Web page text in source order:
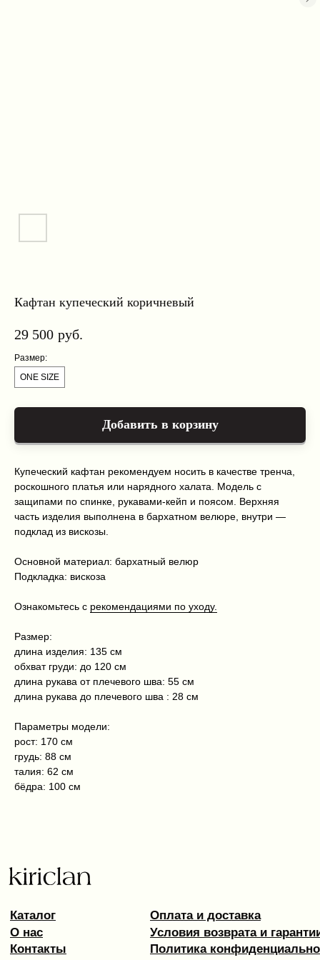
Кафтан купеческий коричневый
29 500 руб.
Размер:
ONE SIZE
Добавить в корзину
Купеческий кафтан рекомендуем носить в качестве тренча,
роскошного платья или нарядного халата. Модель с
защипами по спинке, рукавами-кейп и поясом. Верхняя
часть изделия выполнена в бархатном велюре, внутри —
подклад из вискозы.
Основной материал: бархатный велюр
Подкладка: вискоза
Ознакомьтесь с рекомендациями по уходу.
Размер:
длина изделия: 135 см
обхват груди: до 120 см
длина рукава от плечевого шва: 55 см
длина рукава до плечевого шва : 28 см
Параметры модели:
рост: 170 см
грудь: 88 см
талия: 62 см
бёдра: 100 см
О нас
Kiriclan © 2025
Каталог
+7 999 216 91 51
Оплата и доставка